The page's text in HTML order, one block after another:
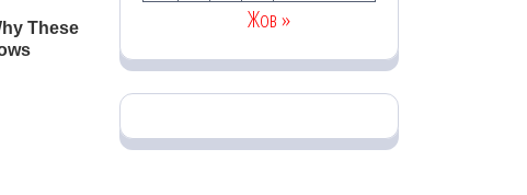
Жов »